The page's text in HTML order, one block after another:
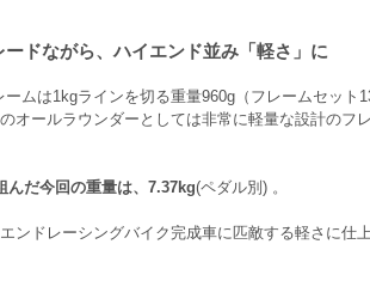
ドながら、ハイエンド並み「軽さ」に
ムは1kgラインを切る重量960g（フレームセット
オールラウンダーとしては非常に軽量な設計のフレ
んだ今回の重量は、7.37kg(ペダル別) 。
ンドレーシングバイク完成車に匹敵する軽さに仕上